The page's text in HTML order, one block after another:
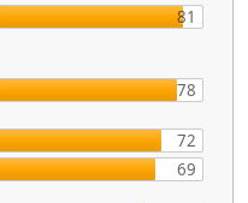
81
78
72
69